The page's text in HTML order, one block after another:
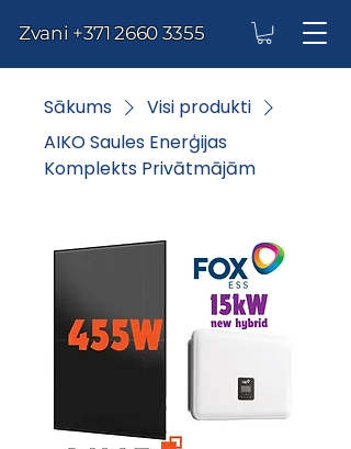
Zvani +371 2660 3355
Sākums
Visi produkti
AIKO Saules Enerģijas
Komplekts Privātmājām